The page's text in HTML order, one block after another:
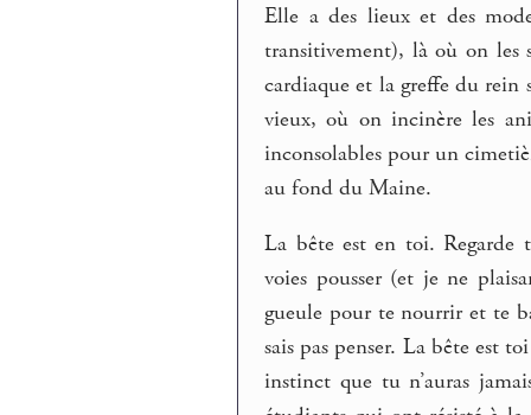
Elle a des lieux et des
transitivement), là où on les
cardiaque et la greffe du rein
vieux, où on incinère les
inconsolables pour un
au fond du Maine.
La bête est en toi. Regarde
voies pousser (et je ne
gueule pour te nourrir et te
sais pas penser. La bête est
instinct que tu n’auras